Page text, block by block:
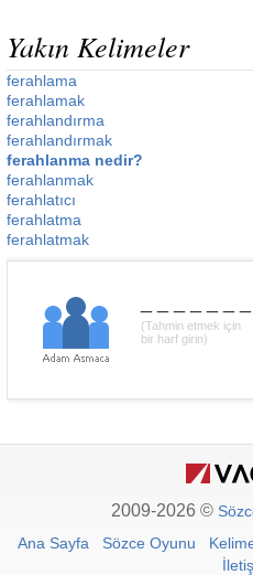
Yakın Kelimeler
ferahlama
ferahlamak
ferahlandırma
ferahlandırmak
ferahlanma nedir?
ferahlanmak
ferahlatıcı
ferahlatma
ferahlatmak
(Tahmin etmek için
bir harf girin)
2009-2026 ©
Ana Sayfa Sözce Oyunu